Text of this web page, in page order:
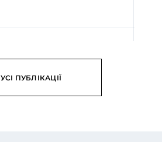
УСІ ПУБЛІКАЦІЇ